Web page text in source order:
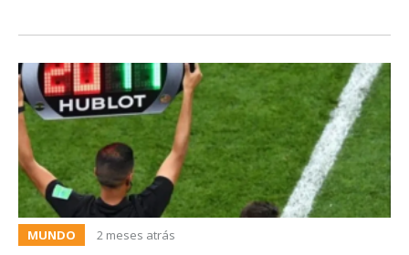
MUNDO 2 meses atrás